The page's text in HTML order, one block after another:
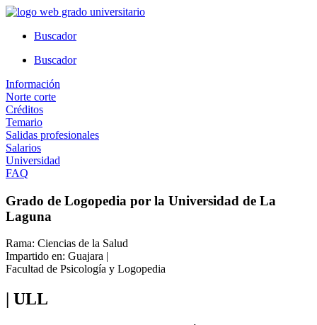
Ir
contenidoBuscador
Buscador
Información
Norte corte
Créditos
Temario
Salidas profesionales
Salarios
Universidad
FAQ
Grado de Logopedia por la Universidad de La
Laguna
Rama: Ciencias de la Salud
Impartido en: Guajara |
Facultad de Psicología y Logopedia
| ULL